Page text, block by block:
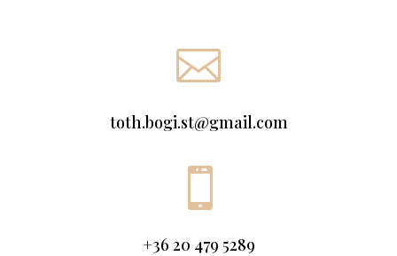

toth.bogi.st@gmail.com

+36 20 479 5289